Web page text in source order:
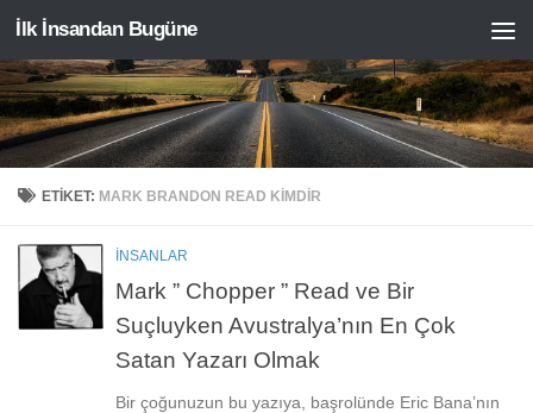
Skip to content
İlk İnsandan Bugüne
ETIKET: MARK BRANDON READ KIMDIR
İNSANLAR
Mark ” Chopper ” Read ve Bir
Suçluyken Avustralya’nın En Çok
Satan Yazarı Olmak
Bir çoğunuzun bu yazıya, başrolünde Eric Bana’nın